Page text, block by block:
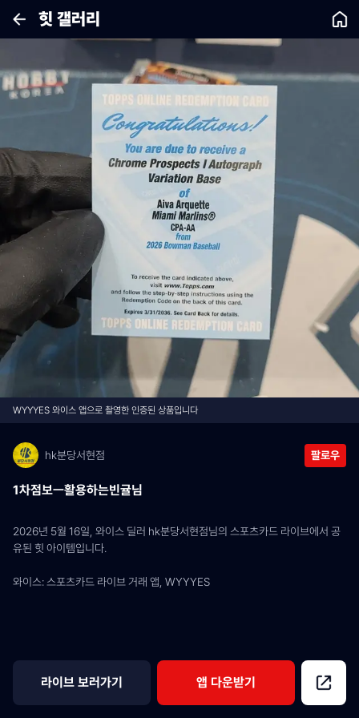
힛 갤러리
WYYYES 와이스 앱으로 촬영한 인증된 상품입니다
hk분당서현점 팔로우
1차점보ㅡ활용하는빈귤님
2026년 5월 16일, 와이스 딜러 hk분당서현점님의 스포츠카드 라이브에서 공
유된 힛 아이템입니다.
와이스: 스포츠카드 라이브 거래 앱, WYYYES
라이브 보러가기 앱 다운받기